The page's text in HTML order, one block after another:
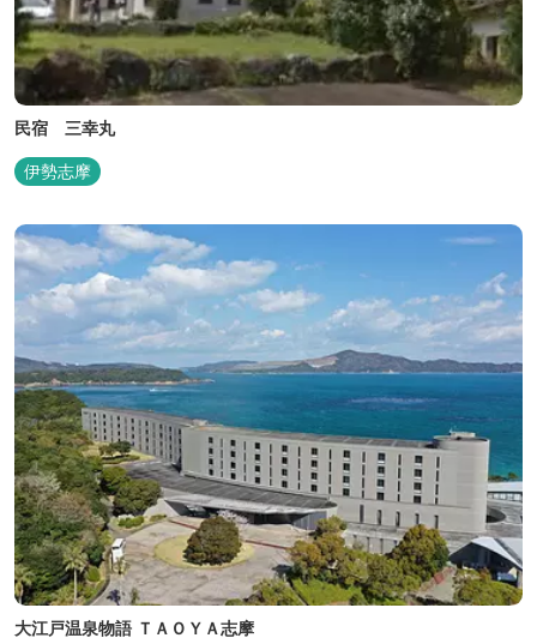
民宿 三幸丸
伊勢志摩
大江戸温泉物語 ＴＡＯＹＡ志摩